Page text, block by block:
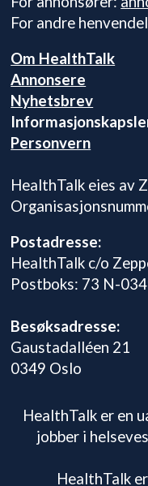
For andre
Om HealthTalk
Annonsere
Nyhetsbrev
Personvern
HealthTalk eies av
Postadresse:
HealthTalk c/o
Postboks: 73 N-
Besøksadresse:
Gaustadalléen 21
0349 Oslo
HealthTalk er en
jobber i
HealthTalk